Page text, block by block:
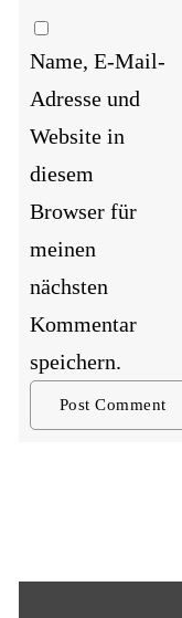
Name, E-Mail-
Adresse und
Website in
diesem
Browser für
meinen
nächsten
Kommentar
speichern.